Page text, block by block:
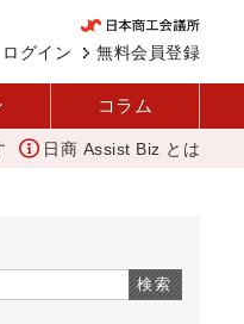
無料会員登録
ログイン
コラム
スセンターのカレー 大地
日商 Assist Biz とは
検索